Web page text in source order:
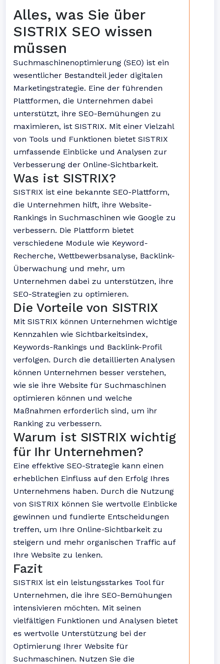
Alles, was Sie über
SISTRIX SEO wissen
müssen
Suchmaschinenoptimierung (SEO) ist ein
wesentlicher Bestandteil jeder digitalen
Marketingstrategie. Eine der führenden
Plattformen, die Unternehmen dabei
unterstützt, ihre SEO-Bemühungen zu
maximieren, ist SISTRIX. Mit einer Vielzahl
von Tools und Funktionen bietet SISTRIX
umfassende Einblicke und Analysen zur
Verbesserung der Online-Sichtbarkeit.
Was ist SISTRIX?
SISTRIX ist eine bekannte SEO-Plattform,
die Unternehmen hilft, ihre Website-
Rankings in Suchmaschinen wie Google zu
verbessern. Die Plattform bietet
verschiedene Module wie Keyword-
Recherche, Wettbewerbsanalyse, Backlink-
Überwachung und mehr, um
Unternehmen dabei zu unterstützen, ihre
SEO-Strategien zu optimieren.
Die Vorteile von SISTRIX
Mit SISTRIX können Unternehmen wichtige
Kennzahlen wie Sichtbarkeitsindex,
Keywords-Rankings und Backlink-Profil
verfolgen. Durch die detaillierten Analysen
können Unternehmen besser verstehen,
wie sie ihre Website für Suchmaschinen
optimieren können und welche
Maßnahmen erforderlich sind, um ihr
Ranking zu verbessern.
Warum ist SISTRIX wichtig
für Ihr Unternehmen?
Eine effektive SEO-Strategie kann einen
erheblichen Einfluss auf den Erfolg Ihres
Unternehmens haben. Durch die Nutzung
von SISTRIX können Sie wertvolle Einblicke
gewinnen und fundierte Entscheidungen
treffen, um Ihre Online-Sichtbarkeit zu
steigern und mehr organischen Traffic auf
Ihre Website zu lenken.
Fazit
SISTRIX ist ein leistungsstarkes Tool für
Unternehmen, die ihre SEO-Bemühungen
intensivieren möchten. Mit seinen
vielfältigen Funktionen und Analysen bietet
es wertvolle Unterstützung bei der
Optimierung Ihrer Website für
Suchmaschinen. Nutzen Sie die